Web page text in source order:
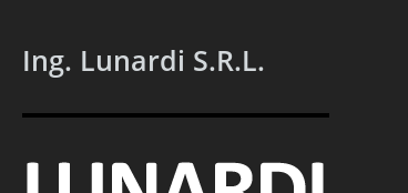
Ing. Lunardi S.R.L.